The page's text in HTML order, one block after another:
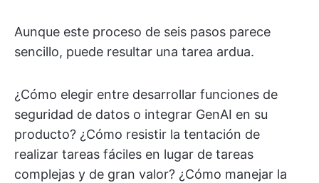
Aunque este proceso de seis pasos parece
sencillo, puede resultar una tarea ardua.
¿Cómo elegir entre desarrollar funciones de
seguridad de datos o integrar GenAI en su
producto? ¿Cómo resistir la tentación de
realizar tareas fáciles en lugar de tareas
complejas y de gran valor? ¿Cómo manejar la